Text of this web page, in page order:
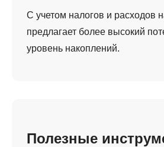
С учетом налогов и расходов
предлагает более высокий
уровень накоплений.
Полезные